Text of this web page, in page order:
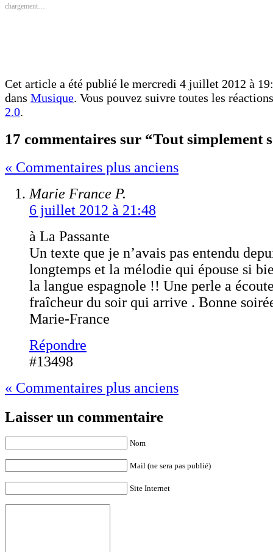
fenêtre)
chargement…
Cet article a été publié le mercredi 4 juillet 2012 à
dans Musique. Vous pouvez suivre toutes les
2.0.
17 commentaires sur “Tout simplement
« Commentaires plus anciens
Marie France P.
6 juillet 2012 à 21:48
à La Passante
Un texte que je n’avais pas entendu
longtemps et la mélodie qui épouse si
la langue espagnole !! Une perle a
fraîcheur du soir qui arrive . Bonne
Marie-France
Répondre
#13498
« Commentaires plus anciens
Laisser un commentaire
Nom
Mail (ne sera pas publié)
Site Internet